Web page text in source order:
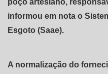
poço artesiano,
informou em nota o
Esgoto (Saae).
A normalização do